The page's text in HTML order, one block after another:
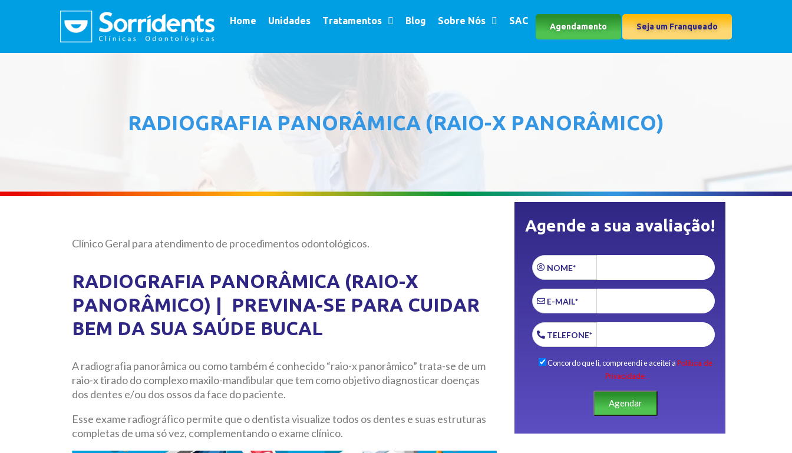
Home Unidades Tratamentos Blog Sobre Nós SAC
Agendamento Seja um Franqueado
RADIOGRAFIA PANORÂMICA (RAIO-X PANORÂMICO)
Clínico Geral para atendimento de procedimentos odontológicos.
RADIOGRAFIA PANORÂMICA (RAIO-X
PANORÂMICO) | PREVINA-SE PARA CUIDAR
BEM DA SUA SAÚDE BUCAL
A radiografia panorâmica ou como também é conhecido “raio-x panorâmico” trata-se de um
raio-x tirado do complexo maxilo-mandibular que tem como objetivo diagnosticar doenças
dos dentes e/ou dos ossos da face do paciente.
Esse exame radiográfico permite que o dentista visualize todos os dentes e suas estruturas
completas de uma só vez, complementando o exame clínico.
Agende a sua avaliação!
NOME*
E-MAIL*
TELEFONE*
Concordo que li, compreendi e aceitei aPolítica de
Privacidade.
Agendar